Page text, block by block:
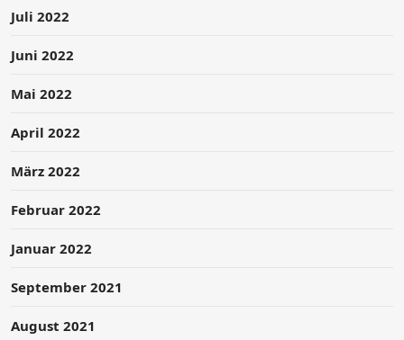
Juli 2022
Juni 2022
Mai 2022
April 2022
März 2022
Februar 2022
Januar 2022
September 2021
August 2021